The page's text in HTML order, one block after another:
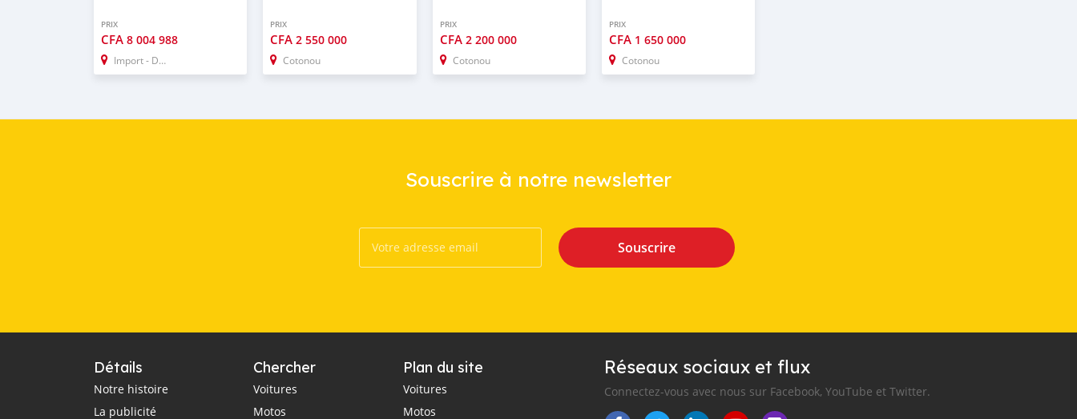
PRIX
CFA 8 004 988
Import - Dubai
PRIX
CFA2 550 000
Cotonou
PRIX
CFA 2 200 000
Cotonou
PRIX
CFA 1 650 000
Cotonou
Souscrire à notre newsletter
Souscrire
Détails
Notre histoire
La publicité
Chercher
Voitures
Motos
Plan du site
Voitures
Motos
Réseaux sociaux et flux
Connectez-vous avec nous sur Facebook, YouTube et Twitter.